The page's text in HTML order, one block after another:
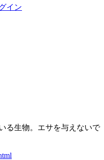
イン
る生物。エサを与えないで